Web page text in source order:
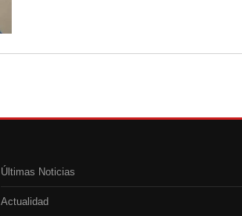
Últimas Noticias
Actualidad